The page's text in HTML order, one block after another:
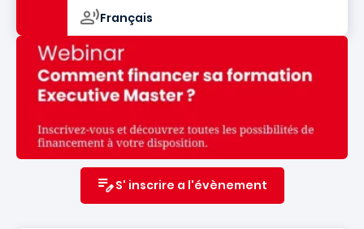
Français
S' inscrire a l'évènement